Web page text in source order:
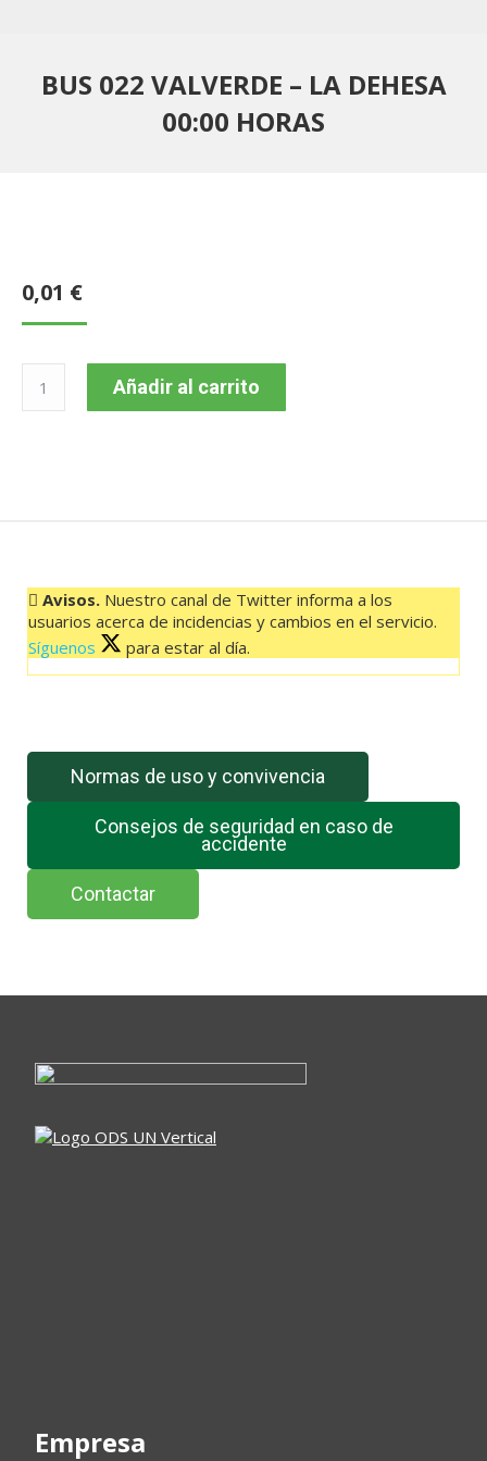
BUS 022 VALVERDE – LA DEHESA
00:00 HORAS
0,01 €
cantidad
Añadir al carrito
Avisos. Nuestro canal de Twitter informa a los
usuarios acerca de incidencias y cambios en el servicio.
Síguenos
para estar al día.
El feed de Twitter no está disponible en este momento.
Normas de uso y convivencia
Consejos de seguridad en caso de
accidente
Contactar
Empresa